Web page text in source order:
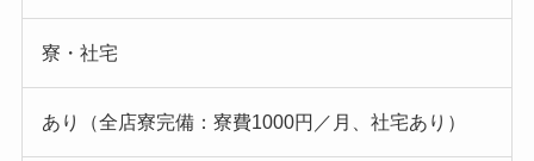
寮・社宅
あり（全店寮完備：寮費1000円／月、社宅あり）